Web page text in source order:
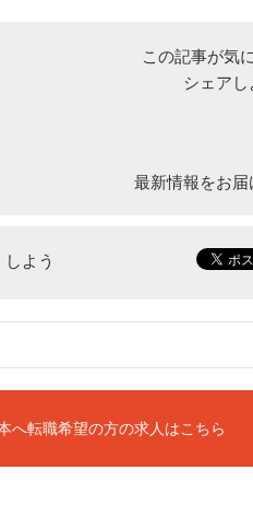
この記事が気
シェアし
最新情報をお届
よう
へ転職希望の方の求人はこちら